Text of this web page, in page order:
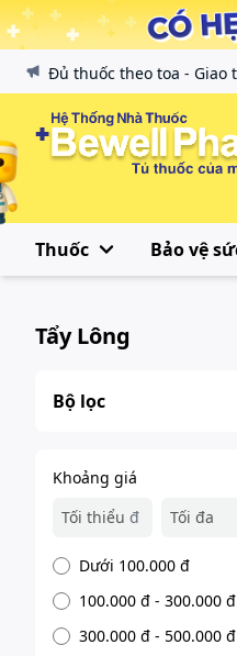
Đủ thuốc theo toa - Giao
Thuốc Bảo vệ
Tẩy Lông
Bộ lọc
Khoảng giá
đ
Dưới 100.000 đ
100.000 đ - 300.000 đ
300.000 đ - 500.000 đ